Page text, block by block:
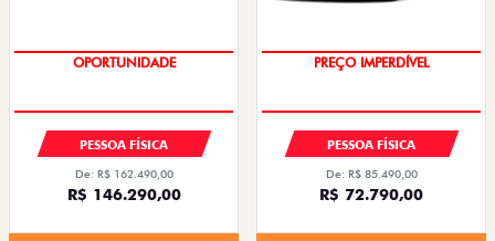
OPORTUNIDADE
PESSOA FÍSICA
De: R$ 162.490,00
R$ 146.290,00
PREÇO IMPERDÍVEL
PESSOA FÍSICA
De: R$ 85.490,00
R$ 72.790,00